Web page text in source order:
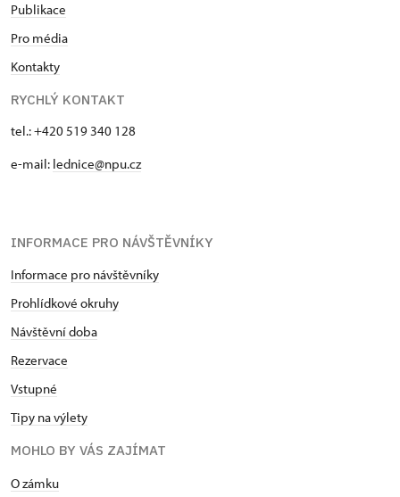
Publikace
Pro média
Kontakty
RYCHLÝ KONTAKT
tel.: +420 519 340 128
e-mail: lednice@npu.cz
INFORMACE PRO NÁVŠTĚVNÍKY
Informace pro návštěvníky
Prohlídkové okruhy
Návštěvní doba
Rezervace
Vstupné
Tipy na výlety
MOHLO BY VÁS ZAJÍMAT
O zámku